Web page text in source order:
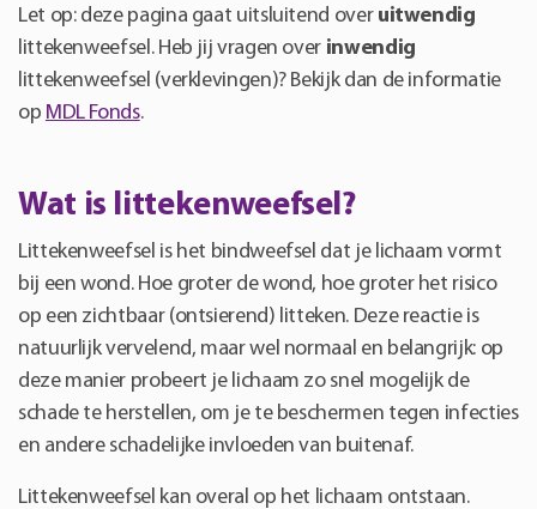
Let op: deze pagina gaat uitsluitend over uitwendig
littekenweefsel. Heb jij vragen over inwendig
littekenweefsel (verklevingen)? Bekijk dan de informatie
op MDL Fonds.
Wat is littekenweefsel?
Littekenweefsel is het bindweefsel dat je lichaam vormt
bij een wond. Hoe groter de wond, hoe groter het risico
op een zichtbaar (ontsierend) litteken. Deze reactie is
natuurlijk vervelend, maar wel normaal en belangrijk: op
deze manier probeert je lichaam zo snel mogelijk de
schade te herstellen, om je te beschermen tegen infecties
en andere schadelijke invloeden van buitenaf.
Littekenweefsel kan overal op het lichaam ontstaan.